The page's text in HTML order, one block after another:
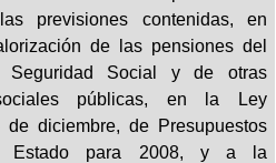
previsiones contenidas, en
de las pensiones del
Social y de otras
públicas, en la Ley
diciembre, de Presupuestos
Estado para 2008, y a la